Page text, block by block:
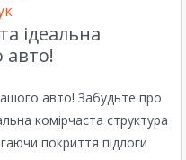
ідеальна
авто!
авто! Забудьте про
комірчаста структура
покриття підлоги